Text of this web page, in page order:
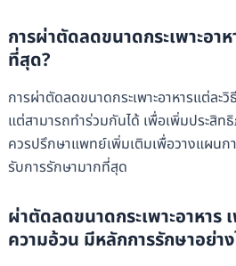
การผ่าตัดลดขนาดกระเพาะอา
ที่สุด?
การผ่าตัดลดขนาดกระเพาะอาหารแต่ล
แต่สามารถทำร่วมกันได้ เพื่อเพิ่มประสิท
ควรปรึกษาแพทย์เพิ่มเติมเพื่อวางแผนก
รับการรักษามากที่สุด
ผ่าตัดลดขนาดกระเพาะอาหา
ความอ้วน มีหลักการรักษาอย่าง